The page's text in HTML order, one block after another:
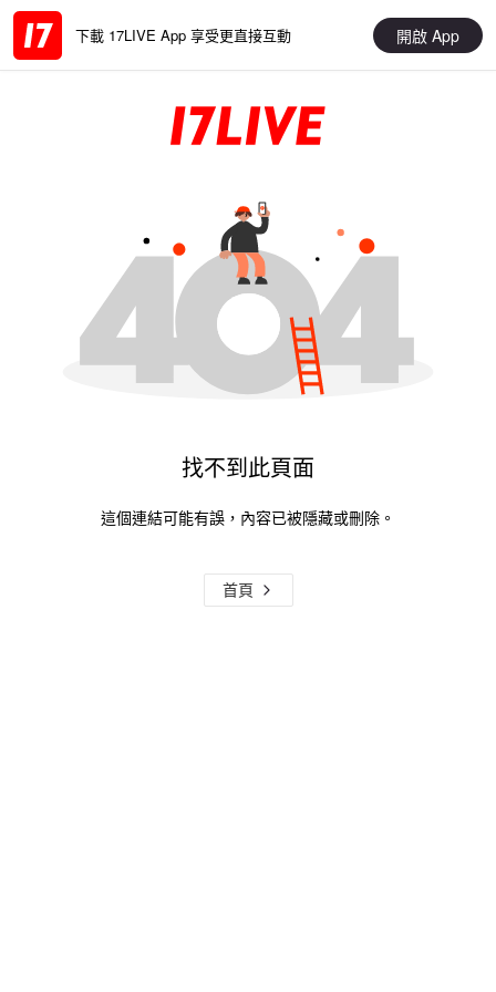
下載 17LIVE App 享受更直接互動 開啟 App
找不到此頁面
這個連結可能有誤，內容已被隱藏或刪除。
首頁